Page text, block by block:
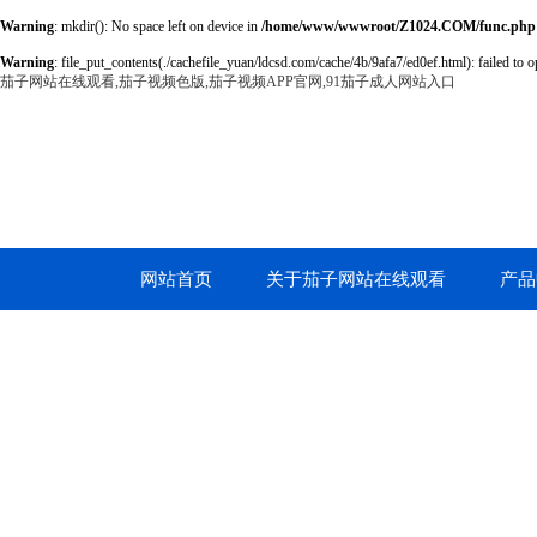
Warning: mkdir(): No space left on device in /home/www/wwwroot/Z1024.COM/func.php
Warning: file_put_contents(./cachefile_yuan/ldcsd.com/cache/4b/9afa7/ed0ef.html): failed
茄子网站在线观看,茄子视频色版,茄子视频APP官网,91茄子成人网站入口
网站首页 关于茄子网站在线观看 产